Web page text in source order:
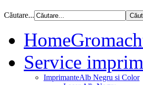
Căutare...
Home
Service
ImprimanteAlb Negru si Color